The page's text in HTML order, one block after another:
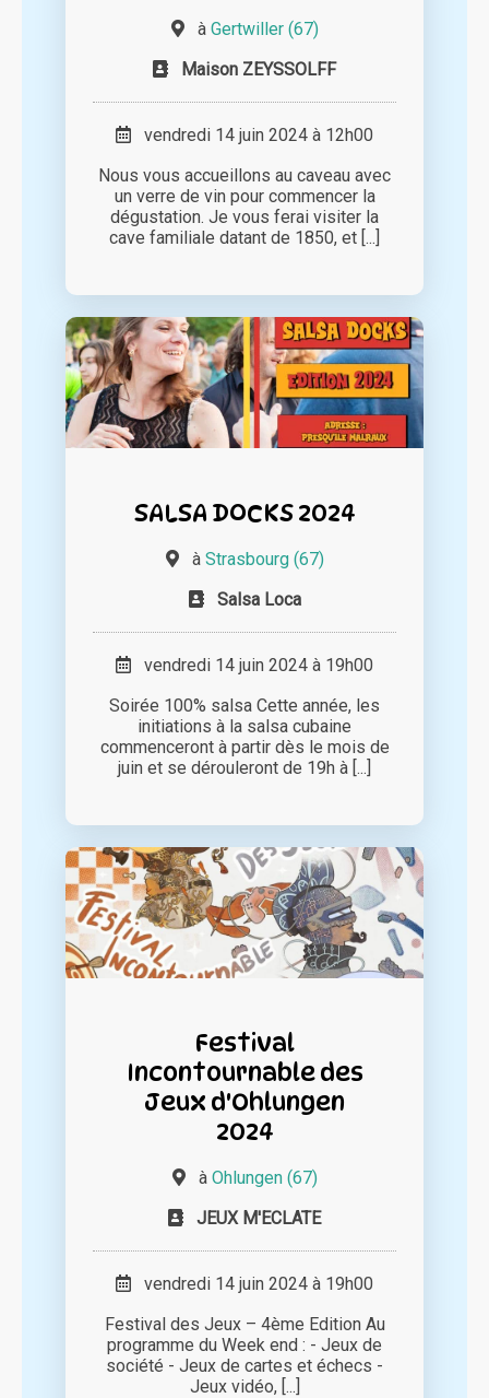
à Gertwiller (67)
Maison ZEYSSOLFF
vendredi 14 juin 2024 à 12h00
Nous vous accueillons au caveau avec
un verre de vin pour commencer la
dégustation. Je vous ferai visiter la
cave familiale datant de 1850, et [...]
SALSA DOCKS 2024
à Strasbourg (67)
Salsa Loca
vendredi 14 juin 2024 à 19h00
Soirée 100% salsa Cette année, les
initiations à la salsa cubaine
commenceront à partir dès le mois de
juin et se dérouleront de 19h à [...]
Festival
Incontournable des
Jeux d'Ohlungen
2024
à Ohlungen (67)
JEUX M'ECLATE
vendredi 14 juin 2024 à 19h00
Festival des Jeux – 4ème Edition Au
programme du Week end : - Jeux de
société - Jeux de cartes et échecs -
Jeux vidéo, [...]